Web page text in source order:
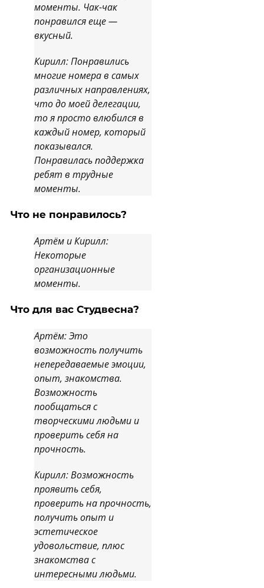
моменты. Чак-чак
понравился еще —
вкусный.
Кирилл: Понравились
многие номера в самых
различных направлениях,
что до моей делегации,
то я просто влюбился в
каждый номер, который
показывался.
Понравилась поддержка
ребят в трудные
моменты.
Что не понравилось?
Артём и Кирилл:
Некоторые
организационные
моменты.
Что для вас Студвесна?
Артём: Это
возможность получить
непередаваемые эмоции,
опыт, знакомства.
Возможность
пообщаться с
творческими людьми и
проверить себя на
прочность.
Кирилл: Возможность
проявить себя,
проверить на прочность,
получить опыт и
эстетическое
удовольствие, плюс
знакомства с
интересными людьми.